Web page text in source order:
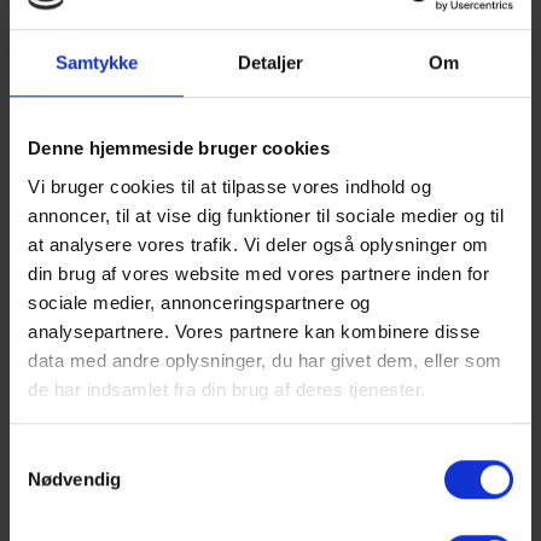
Samtykke Detaljer Om
Denne hjemmeside bruger cookies
Vi bruger cookies til at tilpasse vores indhold og
annoncer, til at vise dig funktioner til sociale medier og til
at analysere vores trafik. Vi deler også oplysninger om
din brug af vores website med vores partnere inden for
sociale medier, annonceringspartnere og
analysepartnere. Vores partnere kan kombinere disse
data med andre oplysninger, du har givet dem, eller som
de har indsamlet fra din brug af deres tjenester.
Nødvendig
pauser, gode snakke og små, uformelle forhandlinger. I
landkøkken med alle nødvendige faciliteter som 3
køleskabe og en industriopvasker. Derudover er der
møder til hyggeligt samvær.
Show larger version Show larger version
Show larger version Show larger version